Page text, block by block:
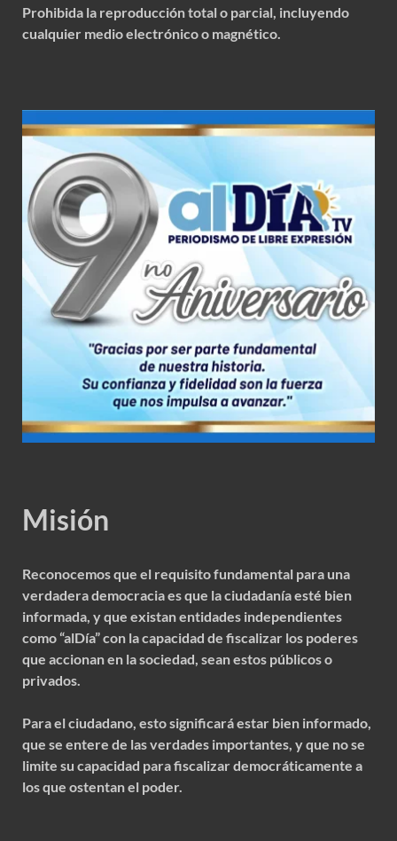
Prohibida la reproducción total o parcial, incluyendo
cualquier medio electrónico o magnético.
Misión
Reconocemos que el requisito fundamental para una
verdadera democracia es que la ciudadanía esté bien
informada, y que existan entidades independientes
como “alDía” con la capacidad de fiscalizar los poderes
que accionan en la sociedad, sean estos públicos o
privados.
Para el ciudadano, esto significará estar bien informado,
que se entere de las verdades importantes, y que no se
limite su capacidad para fiscalizar democráticamente a
los que ostentan el poder.